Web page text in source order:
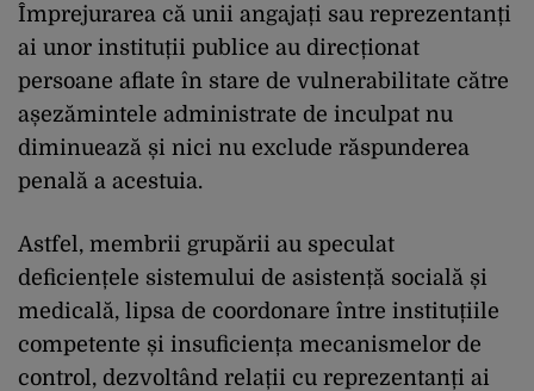
Împrejurarea că unii angajați sau reprezentanți
ai unor instituții publice au direcționat
persoane aflate în stare de vulnerabilitate către
așezămintele administrate de inculpat nu
diminuează și nici nu exclude răspunderea
penală a acestuia.
Astfel, membrii grupării au speculat
deficiențele sistemului de asistență socială și
medicală, lipsa de coordonare între instituțiile
competente și insuficiența mecanismelor de
control, dezvoltând relații cu reprezentanți ai